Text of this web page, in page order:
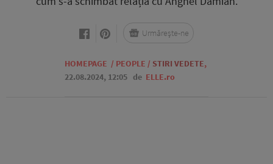
HOMEPAGE / PEOPLE / STIRI VEDETE,
22.08.2024, 12:05 de ELLE.ro
Urmărește-ne